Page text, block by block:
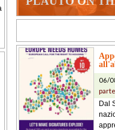
06/
Dal